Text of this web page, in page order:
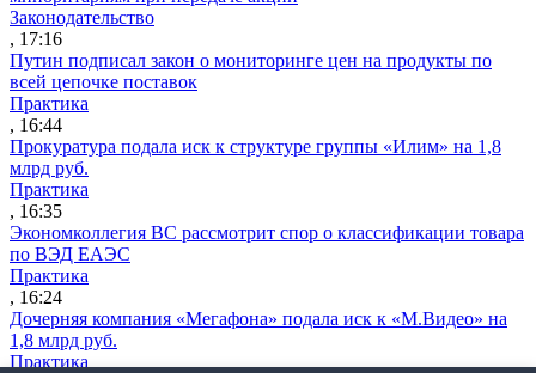
Законодательство
, 17:16
Путин подписал закон о мониторинге цен на продукты по
всей цепочке поставок
Практика
, 16:44
Прокуратура подала иск к структуре группы «Илим» на 1,8
млрд руб.
Практика
, 16:35
Экономколлегия ВС рассмотрит спор о классификации товара
по ВЭД ЕАЭС
Практика
, 16:24
Дочерняя компания «Мегафона» подала иск к «М.Видео» на
1,8 млрд руб.
Практика